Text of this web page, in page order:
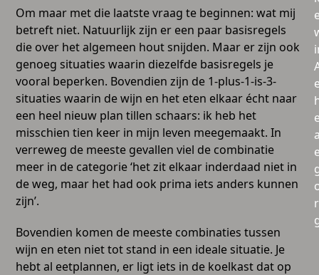
Om maar met die laatste vraag te beginnen: wat mij
betreft niet. Natuurlijk zijn er een paar basisregels
die over het algemeen hout snijden. Maar er zijn ook
genoeg situaties waarin diezelfde basisregels je
vooral beperken. Bovendien zijn de 1-plus-1-is-3-
situaties waarin de wijn en het eten elkaar écht naar
een heel nieuw plan tillen schaars: ik heb het
misschien tien keer in mijn leven meegemaakt. In
verreweg de meeste gevallen viel de combinatie
meer in de categorie ‘het zit elkaar inderdaad niet in
de weg, maar het had ook prima iets anders kunnen
zijn’.
Bovendien komen de meeste combinaties tussen
wijn en eten niet tot stand in een ideale situatie. Je
hebt al eetplannen, er ligt iets in de koelkast dat op